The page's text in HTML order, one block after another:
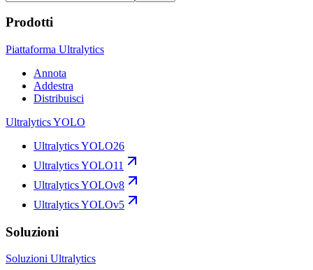
Prodotti
Piattaforma Ultralytics
Annota
Addestra
Distribuisci
Ultralytics YOLO
Ultralytics YOLO26
Ultralytics YOLO11
Ultralytics YOLOv8
Ultralytics YOLOv5
Soluzioni
Soluzioni Ultralytics